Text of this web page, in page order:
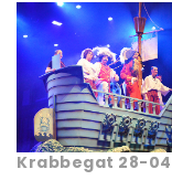
Krabbegat 28-